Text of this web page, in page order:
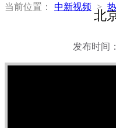
当前位置： 中新视频 >
北
发布时间